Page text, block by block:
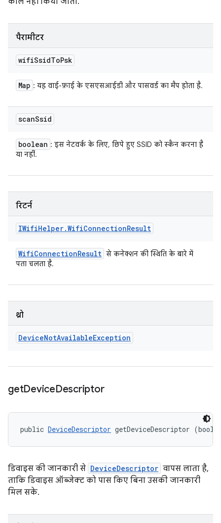
पैरामीटर
wifiSsidToPsk
Map : यह वाई-फ़ाई के एसएसआईडी और पासवर्ड का मैप होता है.
scanSsid
boolean : इस नेटवर्क के लिए, छिपे हुए SSID को स्कैन करना है
या नहीं.
रिटर्न
IWifiHelper.WifiConnectionResult
WifiConnectionResult से कनेक्शन की स्थिति के बारे में
पता चलता है.
थ्रो
DeviceNotAvailableException
getDeviceDescriptor
public DeviceDescriptor getDeviceDescriptor
डिवाइस की जानकारी से DeviceDescriptor वापस लाता है,
ताकि डिवाइस ऑब्जेक्ट को पास किए बिना उसकी जानकारी
मिल सके.